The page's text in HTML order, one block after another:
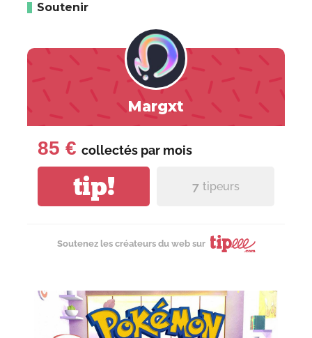
Soutenir
Margxt
85 € collectés par mois
tip! 7 tipeurs
Soutenez les créateurs du web sur